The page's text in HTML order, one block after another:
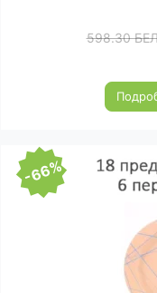
598.30
-66%